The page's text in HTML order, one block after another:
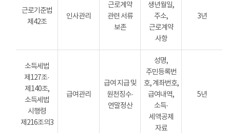
근로기준법
제42조
인사관리
근로계약
관련 서류
보존
생년월일,
주소,
근로계약
사항
3년
소득세법
제127조·
제140조,
소득세법
시행령
제216조의3
급여관리
급여 지급 및
원천징수·
연말정산
성명,
주민등록번
호, 계좌번호,
급여내역,
소득·
세액공제
자료
5년